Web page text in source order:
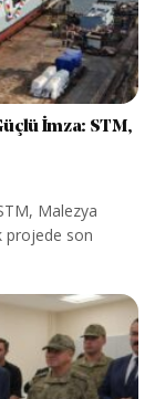
İmza: STM,
Malezya
projede son